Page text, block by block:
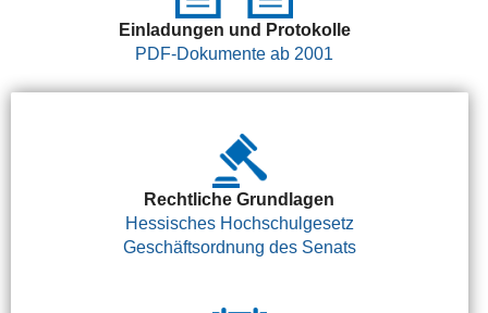
Einladungen und Protokolle
PDF-Dokumente ab 2001
Rechtliche Grundlagen
Hessisches Hochschulgesetz
Geschäftsordnung des Senats